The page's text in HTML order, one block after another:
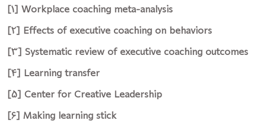
[1] Workplace coaching meta-analysis
[2] Effects of executive coaching on behaviors
[3] Systematic review of executive coaching outcomes
[4] Learning transfer
[5] Center for Creative Leadership
[6] Making learning stick